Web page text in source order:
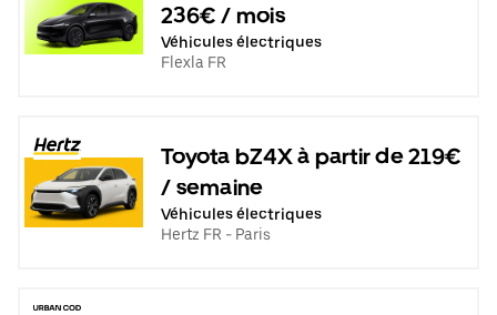
236€ / mois
Véhicules électriques
Flexla FR
Toyota bZ4X à partir de 219€
/ semaine
Véhicules électriques
Hertz FR - Paris